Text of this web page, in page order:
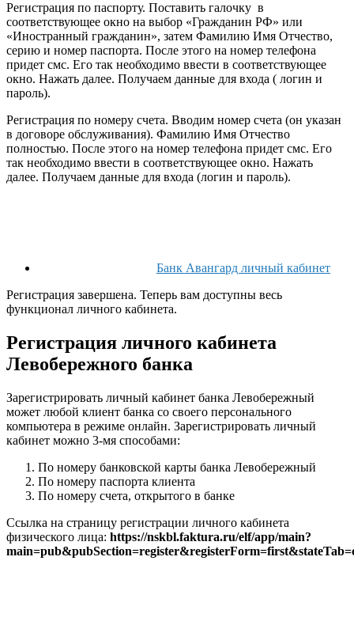
Регистрация по паспорту. Поставить галочку в
соответствующее окно на выбор «Гражданин РФ» или
«Иностранный гражданин», затем Фамилию Имя Отчество,
серию и номер паспорта. После этого на номер телефона
придет смс. Его так необходимо ввести в соответствующее
окно. Нажать далее. Получаем данные для входа ( логин и
пароль).
Регистрация по номеру счета. Вводим номер счета (он указан
в договоре обслуживания). Фамилию Имя Отчество
полностью. После этого на номер телефона придет смс. Его
так необходимо ввести в соответствующее окно. Нажать
далее. Получаем данные для входа (логин и пароль).
Банк Авангард личный кабинет
Регистрация завершена. Теперь вам доступны весь
функционал личного кабинета.
Регистрация личного кабинета
Левобережного банка
Зарегистрировать личный кабинет банка Левобережный
может любой клиент банка со своего персонального
компьютера в режиме онлайн. Зарегистрировать личный
кабинет можно 3-мя способами:
По номеру банковской карты банка Левобережный
По номеру паспорта клиента
По номеру счета, открытого в банке
Ссылка на страницу регистрации личного кабинета
физического лица: https://nskbl.faktura.ru/elf/app/main?